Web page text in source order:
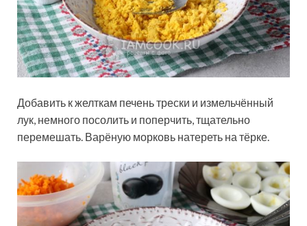
Добавить к желткам печень трески и измельчённый
лук, немного посолить и поперчить, тщательно
перемешать. Варёную морковь натереть на тёрке.